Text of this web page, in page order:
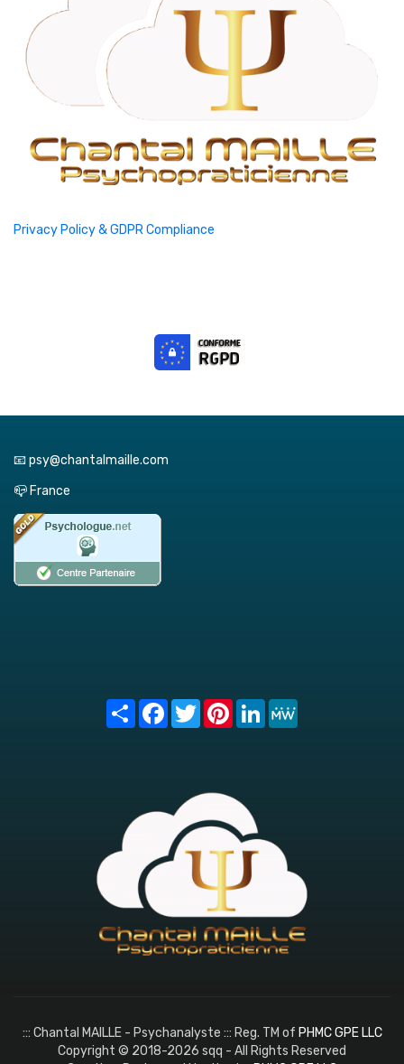
Privacy Policy & GDPR Compliance
📧 psy@chantalmaille.com
📪 France
Share FacebookTwitterPinterest
LinkedIn
::: Chantal MAILLE - Psychanalyste ::: Reg. TM of PHMC GPE LLC
Copyright © 2018-2026 sqq - All Rights Reserved